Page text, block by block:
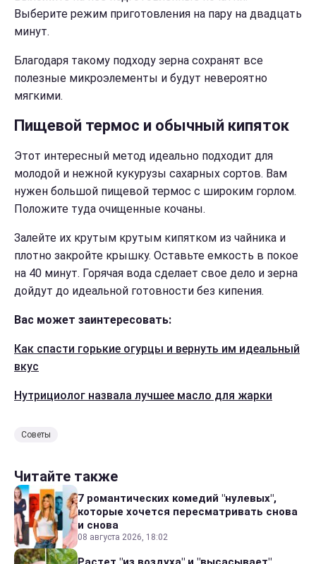
Выберите режим приготовления на пару на двадцать
минут.
Благодаря такому подходу зерна сохранят все
полезные микроэлементы и будут невероятно
мягкими.
Пищевой термос и обычный кипяток
Этот интересный метод идеально подходит для
молодой и нежной кукурузы сахарных сортов. Вам
нужен большой пищевой термос с широким горлом.
Положите туда очищенные кочаны.
Залейте их крутым крутым кипятком из чайника и
плотно закройте крышку. Оставьте емкость в покое
на 40 минут. Горячая вода сделает свое дело и зерна
дойдут до идеальной готовности без кипения.
Вас может заинтересовать:
Как спасти горькие огурцы и вернуть им идеальный
вкус
Нутрициолог назвала лучшее масло для жарки
Советы
Читайте также
7 романтических комедий "нулевых",
которые хочется пересматривать снова
и снова
08 августа 2026, 18:02